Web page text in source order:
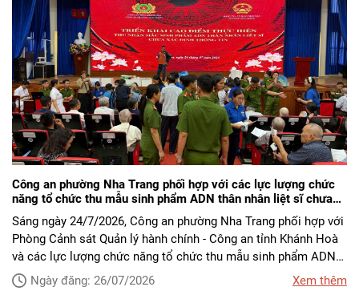
Công an phường Nha Trang phối hợp với các lực lượng chức
năng tổ chức thu mẫu sinh phẩm ADN thân nhân liệt sĩ chưa
Sáng ngày 24/7/2026, Công an phường Nha Trang phối hợp với
Phòng Cảnh sát Quản lý hành chính - Công an tỉnh Khánh Hoà
và các lực lượng chức năng tổ chức thu mẫu sinh phẩm ADN
cho thân nhân của Liệt sĩ chưa xác định được danh tính.
Ngày đăng: 26/07/2026 Xem thêm